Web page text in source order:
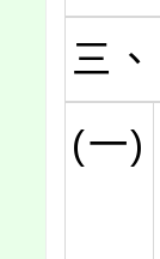
三、
(一)